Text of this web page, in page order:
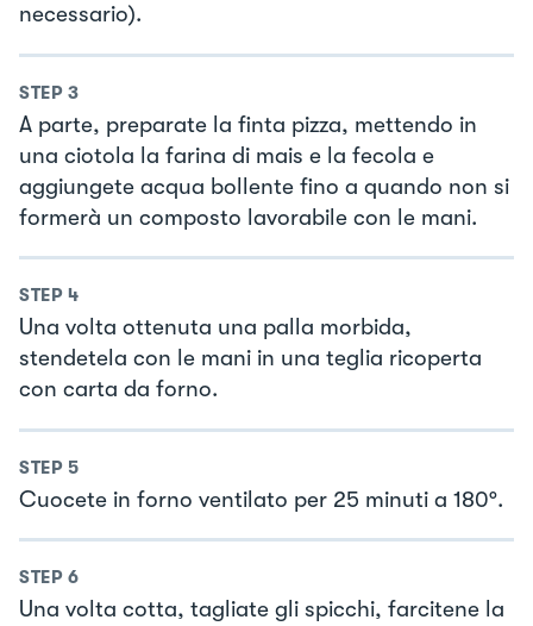
necessario).
STEP 3
A parte, preparate la finta pizza, mettendo in
una ciotola la farina di mais e la fecola e
aggiungete acqua bollente fino a quando non si
formerà un composto lavorabile con le mani.
STEP 4
Una volta ottenuta una palla morbida,
stendetela con le mani in una teglia ricoperta
con carta da forno.
STEP 5
Cuocete in forno ventilato per 25 minuti a 180°.
STEP 6
Una volta cotta, tagliate gli spicchi, farcitene la